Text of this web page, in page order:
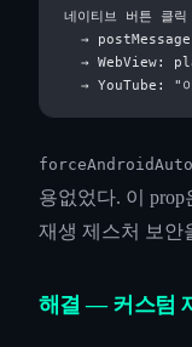
네이티브 버튼 클릭
→
→ WebView:
용없었다. 이
재생 제스처 보안
해결 — 커스텀